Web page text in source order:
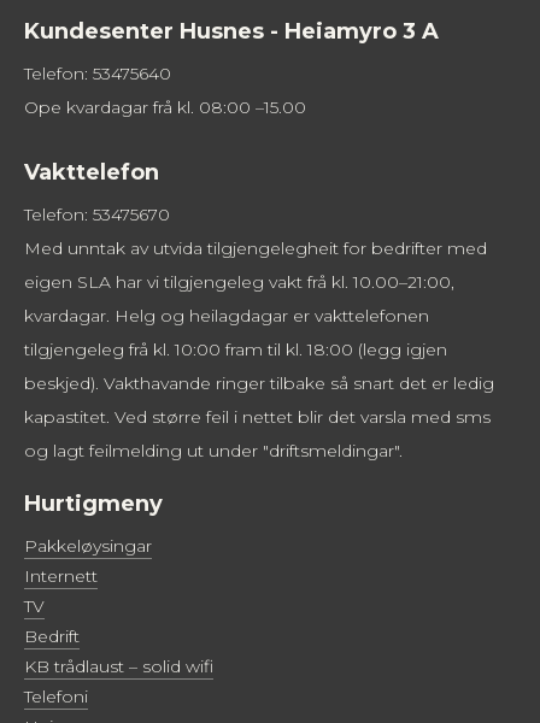
Kundesenter Husnes - Heiamyro 3 A
Telefon: 53475640
Ope kvardagar frå kl. 08:00 –15.00
Vakttelefon
Telefon: 53475670
Med unntak av utvida tilgjengelegheit for bedrifter med
eigen SLA har vi tilgjengeleg vakt frå kl. 10.00–21:00,
kvardagar. Helg og heilagdagar er vakttelefonen
tilgjengeleg frå kl. 10:00 fram til kl. 18:00 (legg igjen
beskjed). Vakthavande ringer tilbake så snart det er ledig
kapastitet. Ved større feil i nettet blir det varsla med sms
og lagt feilmelding ut under "driftsmeldingar".
Hurtigmeny
Pakkeløysingar
Internett
TV
Bedrift
KB trådlaust – solid wifi
Telefoni